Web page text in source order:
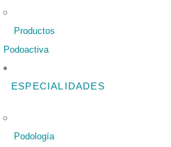
Productos
Podoactiva
ESPECIALIDADES
Podología